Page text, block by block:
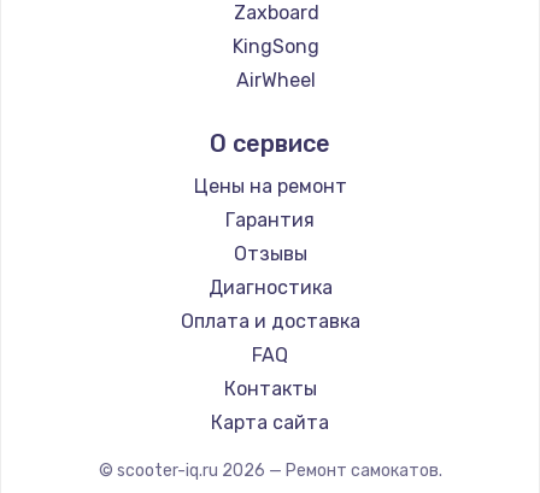
Zaxboard
KingSong
AirWheel
Hunter
Shorner
Joyor
Minimotors
Bork
Segway
KIRIN
О сервисе
Цены на ремонт
Гарантия
Отзывы
Диагностика
Оплата и доставка
FAQ
Контакты
Карта сайта
© scooter-iq.ru 2026 — Ремонт самокатов.